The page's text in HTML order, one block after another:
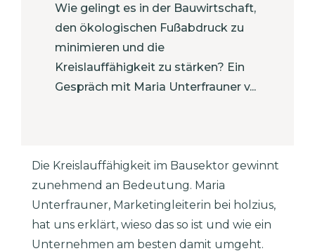
Wie gelingt es in der Bauwirtschaft,
den ökologischen Fußabdruck zu
minimieren und die
Kreislauffähigkeit zu stärken? Ein
Gespräch mit Maria Unterfrauner v...
Die Kreislauffähigkeit im Bausektor gewinnt
zunehmend an Bedeutung. Maria
Unterfrauner, Marketingleiterin bei holzius,
hat uns erklärt, wieso das so ist und wie ein
Unternehmen am besten damit umgeht.